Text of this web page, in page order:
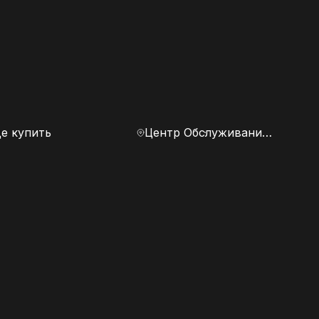
купить Центр Обслуживания Клиентов